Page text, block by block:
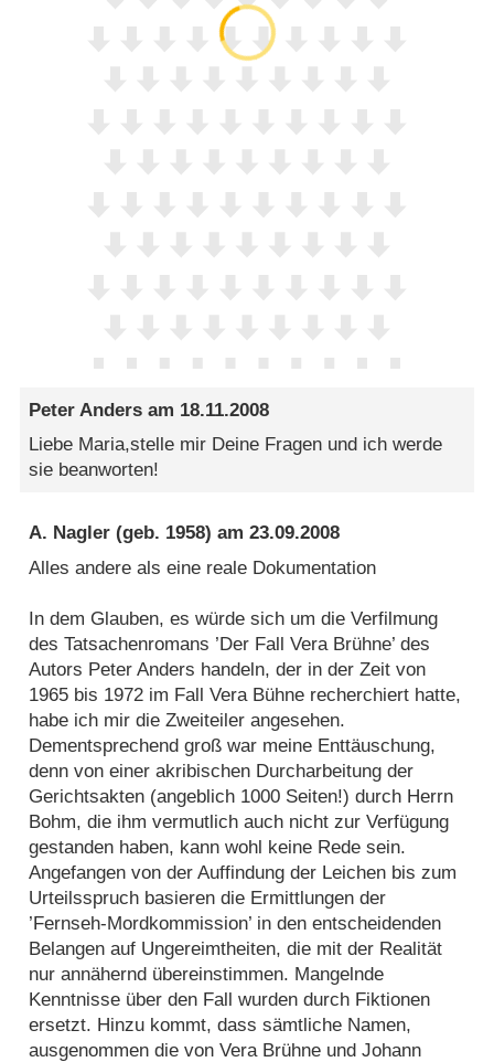
Peter Anders am 18.11.2008
Liebe Maria,stelle mir Deine Fragen und ich werde
sie beanworten!
A. Nagler (geb. 1958) am23.09.2008
Alles andere als eine reale Dokumentation
In dem Glauben, es würde sich um die Verfilmung
des Tatsachenromans ’Der Fall Vera Brühne’ des
Autors Peter Anders handeln, der in der Zeit von
1965 bis 1972 im Fall Vera Bühne recherchiert hatte,
habe ich mir die Zweiteiler angesehen.
Dementsprechend groß war meine Enttäuschung,
denn von einer akribischen Durcharbeitung der
Gerichtsakten (angeblich 1000 Seiten!) durch Herrn
Bohm, die ihm vermutlich auch nicht zur Verfügung
gestanden haben, kann wohl keine Rede sein.
Angefangen von der Auffindung der Leichen bis zum
Urteilsspruch basieren die Ermittlungen der
’Fernseh-Mordkommission’ in den entscheidenden
Belangen auf Ungereimtheiten, die mit der Realität
nur annähernd übereinstimmen. Mangelnde
Kenntnisse über den Fall wurden durch Fiktionen
ersetzt. Hinzu kommt, dass sämtliche Namen,
ausgenommen die von Vera Brühne und Johann